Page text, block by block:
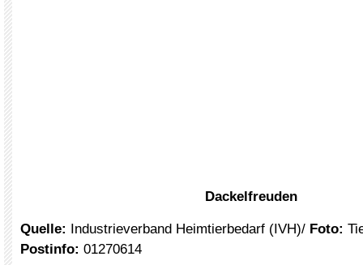
Dackelfreuden
Quelle: Industrieverband Heimtierbedarf (IVH)/ Foto:
Postinfo: 01270614